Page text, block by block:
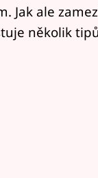
Jak ale
několik